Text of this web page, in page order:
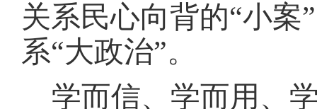
关系民心向背的“小案
系“大政治”。
学而信、学而用、